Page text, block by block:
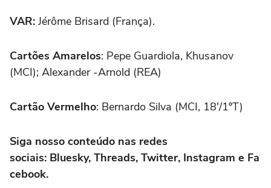
VAR: Jérôme Brisard (França).
Cartões Amarelos: Pepe Guardiola, Khusanov
(MCI); Alexander -Arnold (REA)
Cartão Vermelho: Bernardo Silva (MCI, 18'/1ºT)
Siga nosso conteúdo nas redes
sociais: Bluesky, Threads, Twitter, Instagram e Fa
cebook.